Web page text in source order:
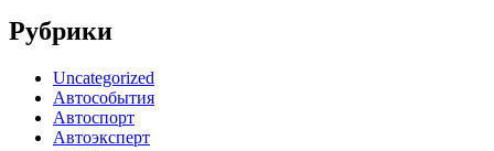
Рубрики
Uncategorized
Автособытия
Автоспорт
Автоэксперт